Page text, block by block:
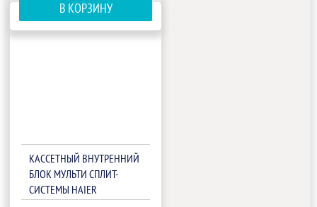
В КОРЗИНУ
КАССЕТНЫЙ ВНУТРЕННИЙ
БЛОК МУЛЬТИ СПЛИТ-
СИСТЕМЫ HAIER